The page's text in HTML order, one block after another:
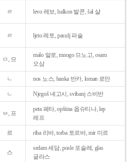
ㄹ levo 레보, balkon 발콘, šal 샬
ㄹ ljeto 레토, pasulj 파술
ㅁ, 므
malo 말로, mnogo 므노고, osam
오삼
ㄴ nos 노스, banka 반카, loman 로만
ㄴ Njegoš 녜고시, svibanj 스비반
ㅂ, 프
peta 페타, opština 옵슈티나, lep
레프
르 riba 리바, torba 토르바, mir 미르
스
sedam 세담, posle 포슬레, glas
글라스